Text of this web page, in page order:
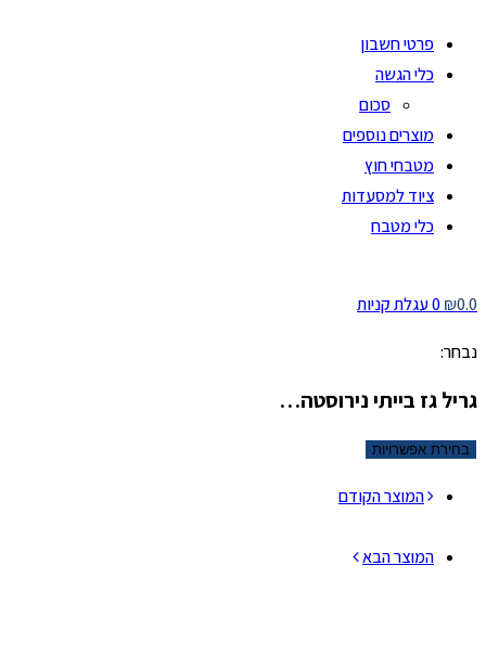
פרטי חשבון
כלי הגשה
סכום
מוצרים נוספים
מטבחי חוץ
ציוד למסעדות
כלי מטבח
₪0.0
0 עגלת קניות
נבחר:
גריל גז בייתי נירוסטה…
בחירת אפשרויות
המוצר הקודם
המוצר הבא